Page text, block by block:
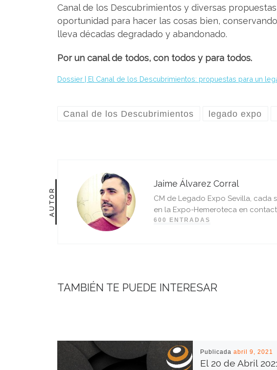
Canal de los Descubrimientos y diversas
oportunidad para hacer las cosas bien,
lleva décadas degradado y abandonado.
Por un canal de todos, con todos y para todos.
Dossier | El Canal de los Descubrimientos: propuestas para un
Canal de los Descubrimientos legado expo
AUTOR
Jaime Álvarez Corral
CM de Legado Expo Sevilla, cada
en la Expo-Hemeroteca en
600 ENTRADAS
TAMBIÉN TE PUEDE INTERESAR
Publicada abril 9, 2021
El 20 de Abril